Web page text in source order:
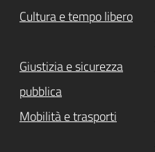
Cultura e tempo libero
Giustizia e sicurezza
pubblica
Mobilità e trasporti